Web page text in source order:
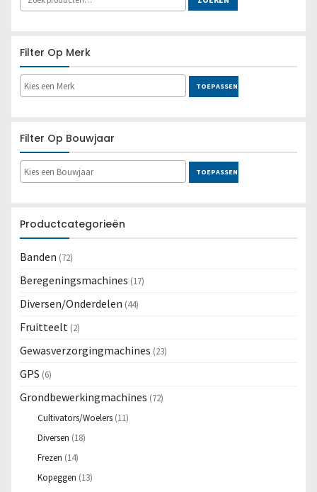
Filter Op Merk
TOEPASSEN
Filter Op Bouwjaar
TOEPASSEN
Productcategorieën
Banden (72)
Beregeningsmachines (17)
Diversen/Onderdelen (44)
Fruitteelt (2)
Gewasverzorgingmachines (23)
GPS (6)
Grondbewerkingmachines (72)
Cultivators/Woelers (11)
Diversen (18)
Frezen (14)
Kopeggen (13)